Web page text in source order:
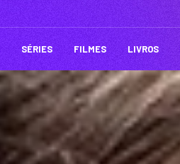
SÉRIES FILMES LIVROS